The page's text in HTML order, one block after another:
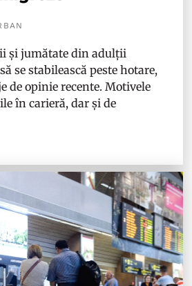
și jumătate din adulții
se stabilească peste hotare,
de opinie recente. Motivele
în carieră, dar și de